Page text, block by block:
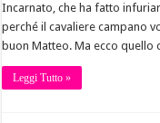
Incarnato, che ha fatto
perché il cavaliere campano
buon Matteo. Ma ecco quello
Leggi Tutto »